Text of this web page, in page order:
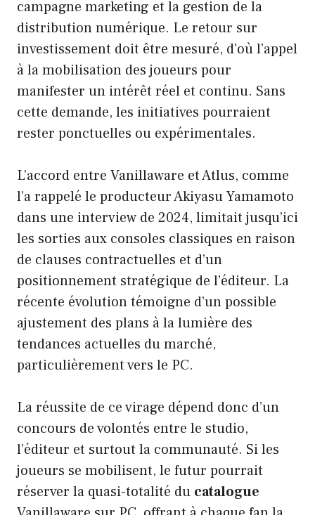
campagne marketing et la gestion de la
distribution numérique. Le retour sur
investissement doit être mesuré, d’où l’appel
à la mobilisation des joueurs pour
manifester un intérêt réel et continu. Sans
cette demande, les initiatives pourraient
rester ponctuelles ou expérimentales.
L’accord entre Vanillaware et Atlus, comme
l’a rappelé le producteur Akiyasu Yamamoto
dans une interview de 2024, limitait jusqu’ici
les sorties aux consoles classiques en raison
de clauses contractuelles et d’un
positionnement stratégique de l’éditeur. La
récente évolution témoigne d’un possible
ajustement des plans à la lumière des
tendances actuelles du marché,
particulièrement vers le PC.
La réussite de ce virage dépend donc d’un
concours de volontés entre le studio,
l’éditeur et surtout la communauté. Si les
joueurs se mobilisent, le futur pourrait
réserver la quasi-totalité du catalogue